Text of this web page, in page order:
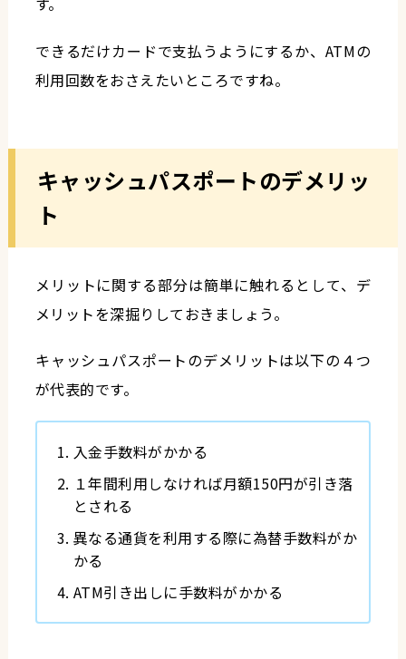
できるだけカードで支払うようにするか、ATMの
利用回数をおさえたいところですね。
キャッシュパスポートのデメリッ
ト
メリットに関する部分は簡単に触れるとして、デ
メリットを深掘りしておきましょう。
キャッシュパスポートのデメリットは以下の４つ
が代表的です。
入金手数料がかかる
１年間利用しなければ月額150円が引き落
とされる
異なる通貨を利用する際に為替手数料がか
かる
ATM引き出しに手数料がかかる